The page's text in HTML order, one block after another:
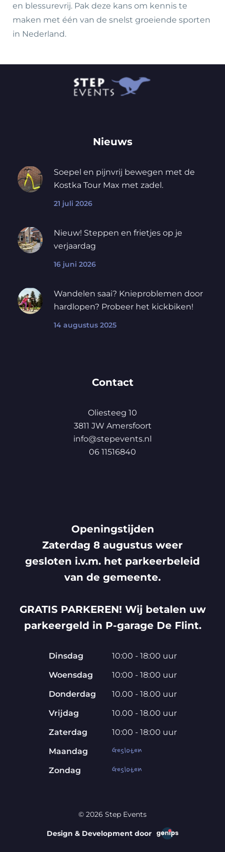
en blessurevrij. Pak deze kans om kennis te
maken met één van de snelst groeiende sporten
in Nederland.
Nieuws
Soepel en pijnvrij bewegen met de
Kostka Tour Max met zadel.
21 juli 2026
Nieuw! Steppen en frietjes op je
verjaardag
16 juni 2026
Wandelen saai? Knieproblemen door
hardlopen? Probeer het kickbiken!
14 augustus 2025
Contact
Oliesteeg 10
3811 JW Amersfoort
info@stepevents.nl
06 11516840
Openingstijden
Zaterdag 8 augustus weer
gesloten i.v.m. het parkeerbeleid
van de gemeente.
GRATIS PARKEREN! Wij betalen uw
parkeergeld in P-garage De Flint.
Dinsdag
10:00 - 18:00 uur
Woensdag
10:00 - 18:00 uur
Donderdag
10.00 - 18.00 uur
Vrijdag
10.00 - 18.00 uur
Zaterdag
10:00 - 18:00 uur
Maandag
Gesloten
Zondag Gesloten
© 2026 Step Events
Design & Development door